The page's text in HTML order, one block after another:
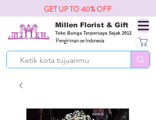
Millen Florist & Gift
Toko Bunga Terpercaya Sejak 2012
Pengiriman se Indonesia
GET UP TO 40% OFF